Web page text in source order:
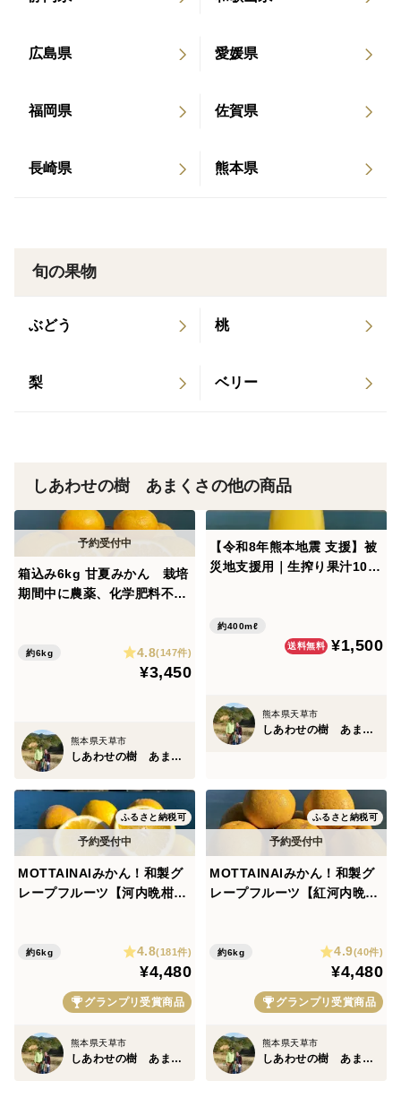
色になってきて甘夏と判別が難しくなりますが、5枚目
てみてください。
えて頑張った証として受け取っていただけるとありがた
いものもありますので一つの参考としていただけたら幸
それでも痛みが出てしまうことがございますので表示の
数量よりも多めにお入れ致します。
またサイズの選別はせず、大小様々な大きさをお入れ致
しますので大きいものと小さいものの味の違いもお楽し
広島県 愛媛県
福岡県 佐賀県
長崎県 熊本県
旬の果物
ぶどう 桃
梨 ベリー
しあわせの樹 あまくさの他の商品
箱込み6kg 甘夏みかん 栽培
期間中に農薬、化学肥料不使
約6kg 4.8(147件)
¥3,450
熊本県天草市
しあわせの樹 あまくさ
【令和8年熊本地震 支援】被
災地支援用｜生搾り果汁10
入者への発送はありません
約400mℓ
¥1,500
熊本県天草市
しあわせの樹 あまくさ
ふるさと納税可
MOTTAINAIみかん！和製グ
レープフルーツ【河内晩柑】
冬でも食べられる天草特産の
和製グレープフルーツ
約6kg 4.8(181件)
¥4,480
グランプリ受賞商品
熊本県天草市
しあわせの樹 あまくさ
ふるさと納税可
MOTTAINAIみかん！和製グ
レープフルーツ【紅河内晩
きる冬でも食べられる天草特
産の和製グレープフルーツ
約6kg 4.9(40件)
¥4,480
グランプリ受賞商品
熊本県天草市
しあわせの樹 あまくさ